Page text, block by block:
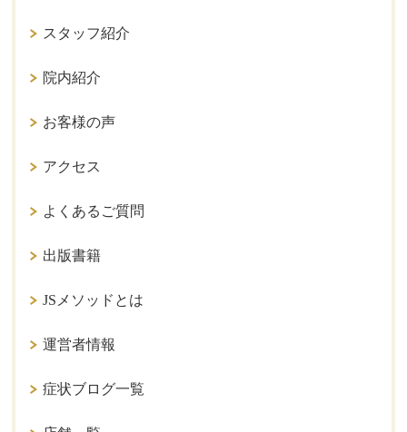
スタッフ紹介
院内紹介
お客様の声
アクセス
よくあるご質問
出版書籍
JSメソッドとは
運営者情報
症状ブログ一覧